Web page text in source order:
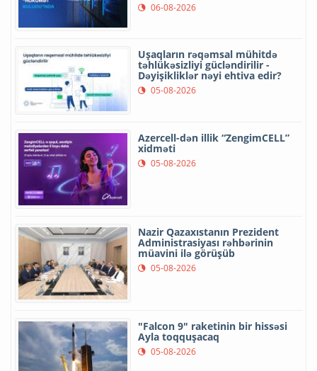
06-08-2026
Uşaqların rəqəmsal mühitdə
təhlükəsizliyi gücləndirilir -
Dəyişikliklər nəyi ehtiva edir?
05-08-2026
Azercell-dən illik “ZengimCELL”
xidməti
05-08-2026
Nazir Qazaxıstanın Prezident
Administrasiyası rəhbərinin
müavini ilə görüşüb
05-08-2026
"Falcon 9" raketinin bir hissəsi
Ayla toqquşacaq
05-08-2026